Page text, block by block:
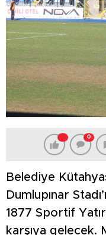
0
Belediye
Dumlupınar
1877 Sportif
karşıya